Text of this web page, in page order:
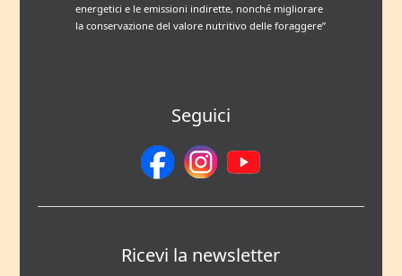
energetici e le emissioni indirette, nonché migliorare
la conservazione del valore nutritivo delle foraggere”
Seguici
Ricevi la newsletter